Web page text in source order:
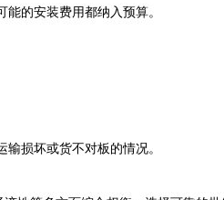
的安装费用都纳入预算。
损坏或货不对板的情况。